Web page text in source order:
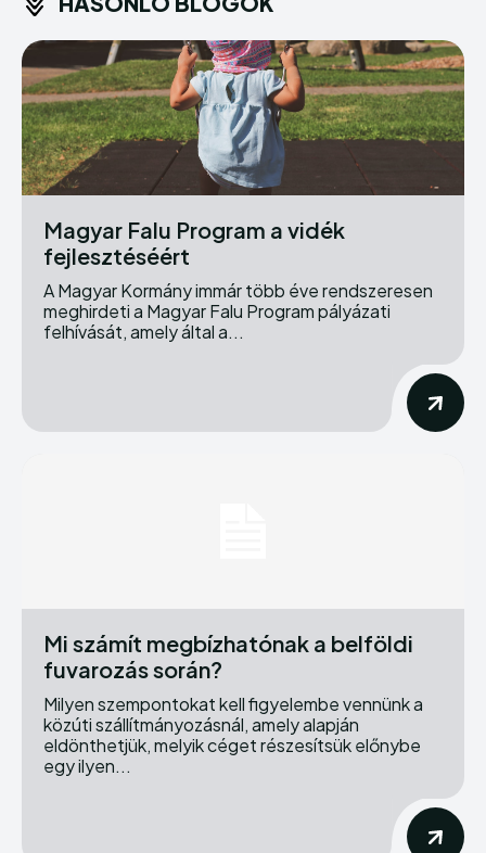
Magyar Falu Program a vidék
fejlesztéséért
A Magyar Kormány immár több éve rendszeresen
meghirdeti a Magyar Falu Program pályázati
felhívását, amely által a...
Mi számít megbízhatónak a belföldi
fuvarozás során?
Milyen szempontokat kell figyelembe vennünk a
közúti szállítmányozásnál, amely alapján
eldönthetjük, melyik céget részesítsük előnybe
egy ilyen...